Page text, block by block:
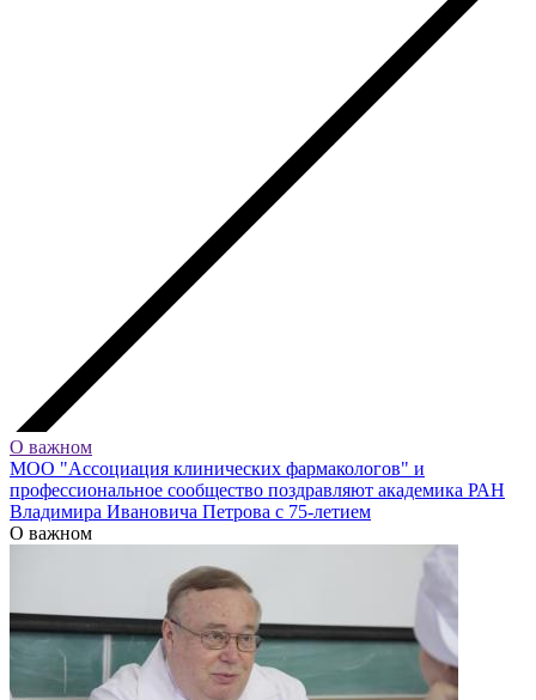
О важном
МОО "Ассоциация клинических фармакологов" и
профессиональное сообщество поздравляют академика РАН
Владимира Ивановича Петрова с 75-летием
О важном